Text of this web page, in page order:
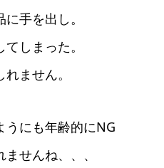
手を出し。
しまった。
ません。
うにも年齢的にNG
せんね、、、